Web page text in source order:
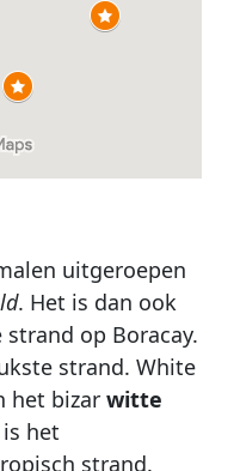
uitgeroepen
. Het is dan ook
op Boracay.
strand. White
het bizar witte
het
strand.